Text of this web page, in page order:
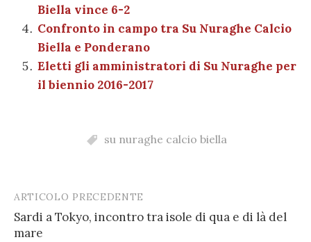
Biella vince 6-2
Confronto in campo tra Su Nuraghe Calcio
Biella e Ponderano
Eletti gli amministratori di Su Nuraghe per
il biennio 2016-2017
su nuraghe calcio biella
Post
navigation
ARTICOLO PRECEDENTE
Sardi a Tokyo, incontro tra isole di qua e di là del
mare